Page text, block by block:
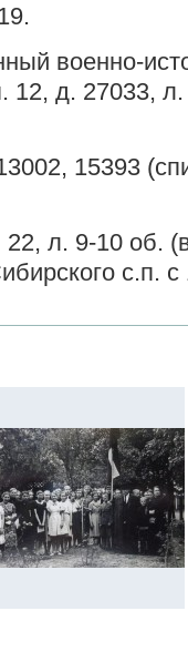
военно-
д. 27033, л.
15393
л. 9-10 об.
с.п.